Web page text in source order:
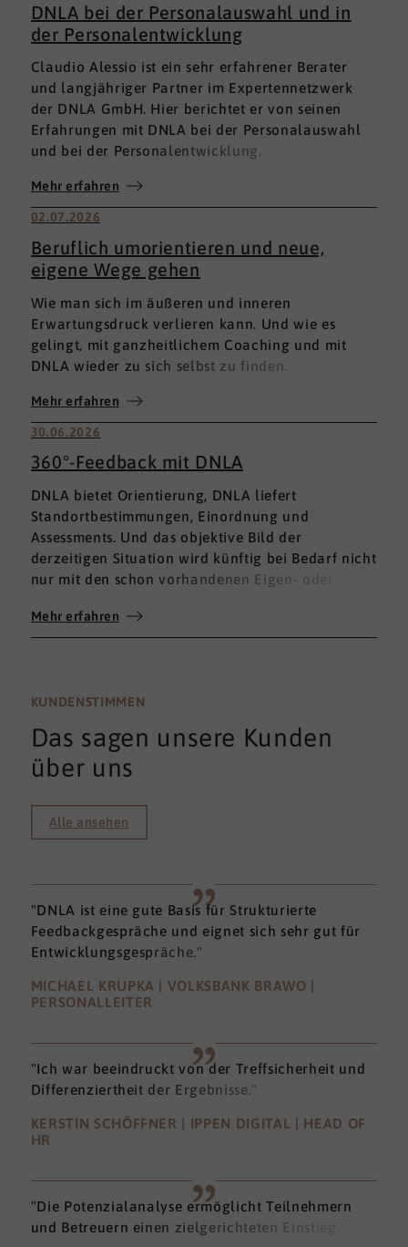
DNLA bei der Personalauswahl und in
der Personalentwicklung
Claudio Alessio ist ein sehr erfahrener Berater
und langjähriger Partner im Expertennetzwerk
der DNLA GmbH. Hier berichtet er von seinen
Erfahrungen mit DNLA bei der Personalauswahl
und bei der Personalentwicklung.
Mehr erfahren
02.07.2026
Beruflich umorientieren und neue,
eigene Wege gehen
Wie man sich im äußeren und inneren
Erwartungsdruck verlieren kann. Und wie es
gelingt, mit ganzheitlichem Coaching und mit
DNLA wieder zu sich selbst zu finden.
Mehr erfahren
30.06.2026
360°-Feedback mit DNLA
DNLA bietet Orientierung, DNLA liefert
Standortbestimmungen, Einordnung und
Assessments. Und das objektive Bild der
derzeitigen Situation wird künftig bei Bedarf nicht
nur mit den schon vorhandenen Eigen- oder
umfassenden 360°-Feedback.
Mehr erfahren
KUNDENSTIMMEN
Das sagen unsere Kunden
über uns
Alle ansehen
"DNLA ist eine gute Basis für Strukturierte
Feedbackgespräche und eignet sich sehr gut für
Entwicklungsgespräche."
MICHAEL KRUPKA | VOLKSBANK BRAWO |
PERSONALLEITER
"Ich war beeindruckt von der Treffsicherheit und
Differenziertheit der Ergebnisse."
KERSTIN SCHÖFFNER | IPPEN DIGITAL | HEAD OF
HR
"Die Potenzialanalyse ermöglicht Teilnehmern
und Betreuern einen zielgerichteten Einstieg."